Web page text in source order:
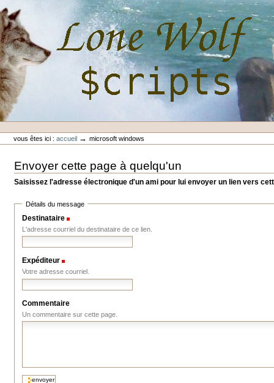
au
contenu.
Aller
à
la
navigation
Outils
personnels
vous êtes ici : accueil →microsoft windows
Envoyer cette page à quelqu'un
Saisissez l'adresse électronique d'un ami pour lui envoyer un lien vers
Détails du message
Destinataire
L'adresse courriel du destinataire de ce lien.
Expéditeur
Votre adresse courriel.
Commentaire
Un commentaire sur cette page.